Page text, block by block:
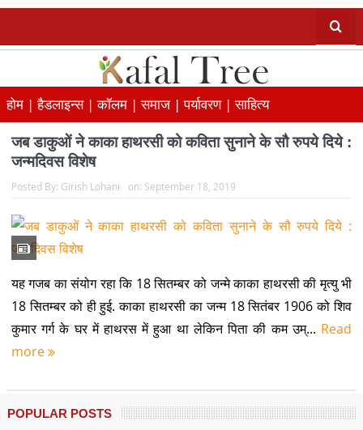
होम |हैडलाइन्स |कॉलम |समाज |पर्यावरण |साहित्य
जब डाकुओं ने काका हाथरसी को कविता सुनाने के सौ रुपये दिये :
जन्मदिवस विशेष
Posted By: Girish Lohani on: September 18, 2019
यह गजब का संयोग रहा कि 18 सितम्बर को जन्मे काका हाथरसी की मृत्यु भी
18 सितम्बर को ही हुई. काका हाथरसी का जन्म 18 सितंबर 1906 को शिव
कुमार गर्ग के घर में हाथरस में हुआ था लेकिन पिता की कम उम्... Read
more
POPULAR POSTS